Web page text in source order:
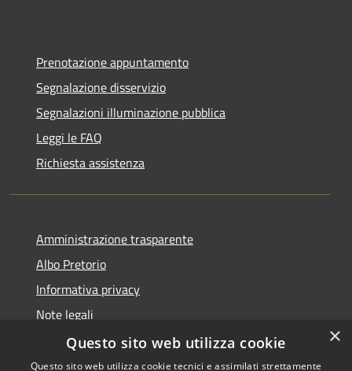
Prenotazione appuntamento
Segnalazione disservizio
Segnalazioni illuminazione pubblica
Leggi le FAQ
Richiesta assistenza
Amministrazione trasparente
Albo Pretorio
Informativa privacy
Note legali
Dichiarazione di accessibilità
×
Questo sito web utilizza cookie
Questo sito web utilizza cookie tecnici e assimilati strettamente